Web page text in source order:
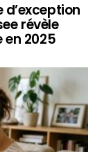
révèle
en 2025